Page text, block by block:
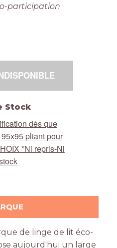
participation
Stock
dès que
pliant pour
*Ni repris-Ni
de linge de lit éco-
aujourd'hui un large